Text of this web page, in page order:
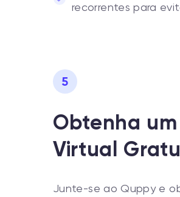
recorrentes para
5
Obtenha
Virtual
Junte-se ao Quppy e